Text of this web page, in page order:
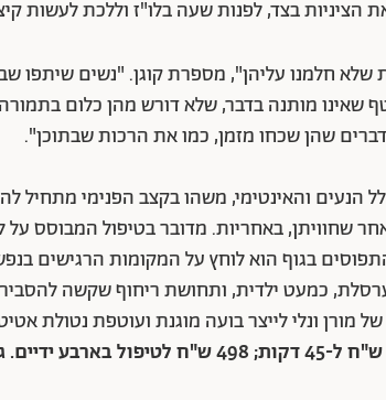
בצד, לפנות שעה בלו"ז וללכת לעשות
שלא חלמנו עליהן", מספרת קוגן. "נשים שיתפו
שאינו מותנה בדבר, שלא דורש מהן כלום
שהן שכחו מזמן, כמו את הרכות שבתוכן".
הנעים והאינטימי, משהו בקצב הפנימי מתחיל
שחוויתן, באחריות. מדובר בטיפול המבוסס על
בגוף הוא לוחץ על המקומות הרגישים
כמעט ילדית, ותחושת ריחוף שקשה
מורן ונלי לייצר בועה מוגנת ועוטפת נטולת
כמה ואיפה: 179 ש"ח ל-30 דקות, 249 ש"ח ל-45 דקות; 498 ש"ח